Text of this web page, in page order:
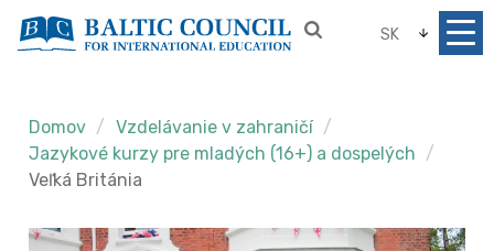
SK
Domov
Vzdelávanie v zahraničí
Jazykové kurzy pre mladých (16+) a dospelých
Veľká Británia